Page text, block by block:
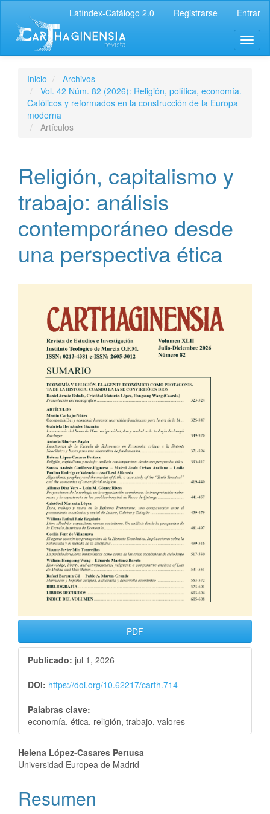
Latíndex-Catálogo 2.0 Registrarse Entrar
Inicio
Archivos
Vol. 42 Núm. 82 (2026): Religión, política, economía.
Católicos y reformados en la construcción de la Europa
moderna
Artículos
Religión, capitalismo y
trabajo: análisis
contemporáneo desde
una perspectiva ética
PDF
Publicado: jul 1, 2026
DOI: https://doi.org/10.62217/carth.714
Palabras clave:
economía, ética, religión, trabajo, valores
Helena López-Casares Pertusa
Universidad Europea de Madrid
Resumen